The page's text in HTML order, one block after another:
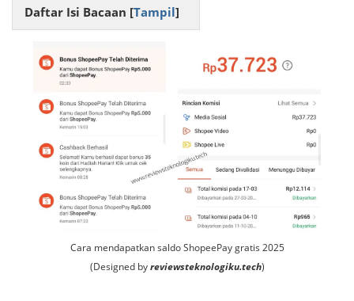
Daftar Isi Bacaan [Tampil]
Cara mendapatkan saldo ShopeePay gratis 2025
(Designed byreviewsteknologiku.tech)